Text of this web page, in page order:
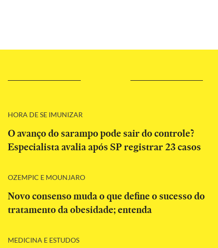
HORA DE SE IMUNIZAR
O avanço do sarampo pode sair do controle?
Especialista avalia após SP registrar 23 casos
OZEMPIC E MOUNJARO
Novo consenso muda o que define o sucesso do
tratamento da obesidade; entenda
MEDICINA E ESTUDOS